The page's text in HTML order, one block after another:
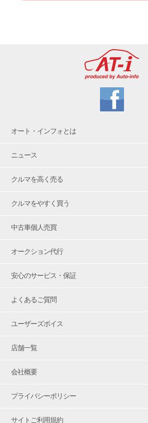
オート・インフォとは
ニュース
クルマを高く売る
クルマをやすく買う
中古車個人売買
オークション代行
安心のサービス・保証
よくあるご質問
ユーザーズボイス
店舗一覧
会社概要
プライバシーポリシー
サイトご利用規約